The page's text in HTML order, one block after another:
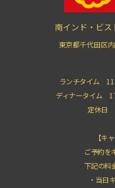
南インド・ビ
東京都千代田区
ランチタイム 11
ディナータイム
定休日
【キ
ご予約を
下記の料
・当日